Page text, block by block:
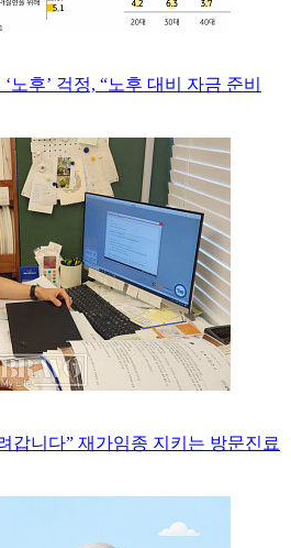
노후’ 걱정, “노후 대비 자금 준비
갑니다” 재가임종 지키는 방문진료